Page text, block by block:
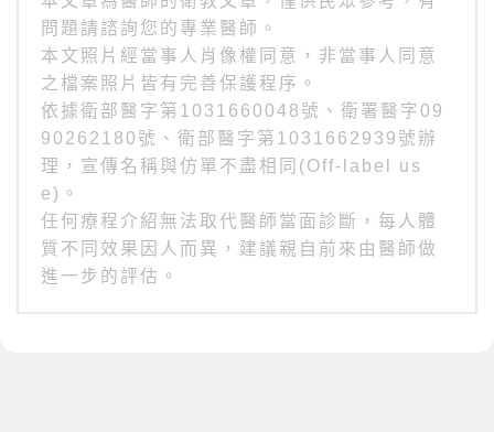
問題請諮詢您的專業醫師。
本文照片經當事人肖像權同意，非當事人同意
之檔案照片皆有完善保護程序。
依據衛部醫字第1031660048號、衛署醫字09
90262180號、衛部醫字第1031662939號辦
理，宣傳名稱與仿單不盡相同(Off-label us
e)。
任何療程介紹無法取代醫師當面診斷，每人體
質不同效果因人而異，建議親自前來由醫師做
進一步的評估。